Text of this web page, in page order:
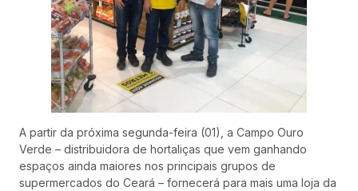
A partir da próxima segunda-feira (01), a Campo Ouro
Verde – distribuidora de hortaliças que vem ganhando
espaços ainda maiores nos principais grupos de
supermercados do Ceará – fornecerá para mais uma loja da